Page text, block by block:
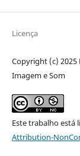
Licença
Copyright (c) 2025
Imagem e Som
Este trabalho está
Attribution-